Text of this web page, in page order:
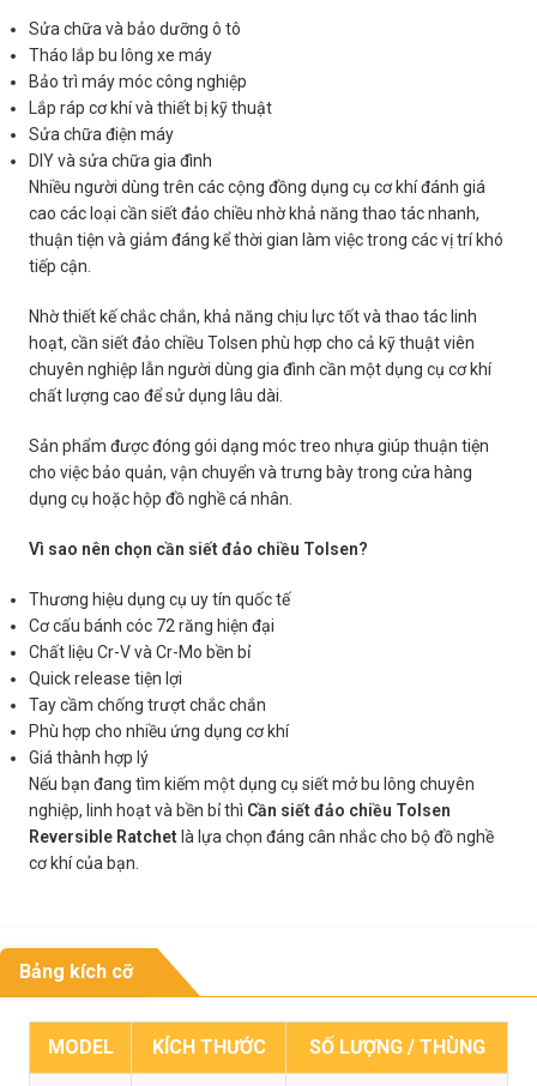
Sửa chữa và bảo dưỡng ô tô
Tháo lắp bu lông xe máy
Bảo trì máy móc công nghiệp
Lắp ráp cơ khí và thiết bị kỹ thuật
Sửa chữa điện máy
DIY và sửa chữa gia đình
Nhiều người dùng trên các cộng đồng dụng cụ cơ khí đánh giá
cao các loại cần siết đảo chiều nhờ khả năng thao tác nhanh,
thuận tiện và giảm đáng kể thời gian làm việc trong các vị trí khó
tiếp cận.
Nhờ thiết kế chắc chắn, khả năng chịu lực tốt và thao tác linh
hoạt, cần siết đảo chiều Tolsen phù hợp cho cả kỹ thuật viên
chuyên nghiệp lẫn người dùng gia đình cần một dụng cụ cơ khí
chất lượng cao để sử dụng lâu dài.
Sản phẩm được đóng gói dạng móc treo nhựa giúp thuận tiện
cho việc bảo quản, vận chuyển và trưng bày trong cửa hàng
dụng cụ hoặc hộp đồ nghề cá nhân.
Vì sao nên chọn cần siết đảo chiều Tolsen?
Thương hiệu dụng cụ uy tín quốc tế
Cơ cấu bánh cóc 72 răng hiện đại
Chất liệu Cr-V và Cr-Mo bền bỉ
Quick release tiện lợi
Tay cầm chống trượt chắc chắn
Phù hợp cho nhiều ứng dụng cơ khí
Giá thành hợp lý
Nếu bạn đang tìm kiếm một dụng cụ siết mở bu lông chuyên
nghiệp, linh hoạt và bền bỉ thì Cần siết đảo chiều Tolsen
Reversible Ratchet là lựa chọn đáng cân nhắc cho bộ đồ nghề
cơ khí của bạn.
Bảng kích cỡ
MODEL KÍCH THƯỚC SỐ LƯỢNG / THÙNG